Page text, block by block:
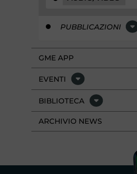
PUBBLICAZIONI
GME APP
EVENTI
BIBLIOTECA
ARCHIVIO NEWS